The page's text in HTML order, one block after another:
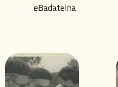
eBadatelna